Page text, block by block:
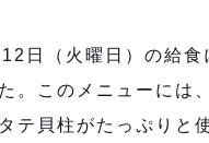
日（火曜日）の給食
。このメニューには
テ貝柱がたっぷりと